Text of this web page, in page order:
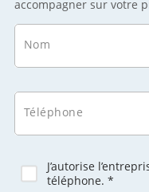
accompagner sur votre
Nom
Téléphone
J’autorise
téléphone. *